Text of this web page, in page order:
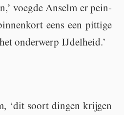
voeg­de An­selm er pein­
eens een pit­ti­ge
on­der­werp IJ­del­heid.’
‘dit soort din­gen krij­gen